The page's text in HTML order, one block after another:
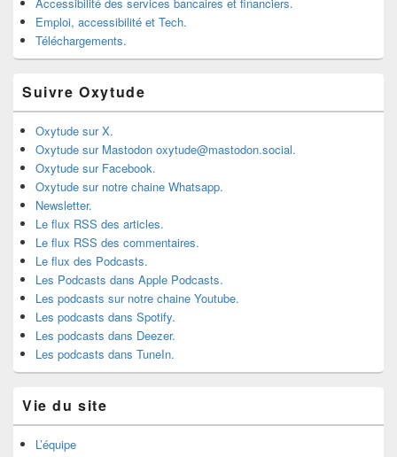
Emploi, accessibilité et Tech.
Téléchargements.
Suivre Oxytude
Oxytude sur X.
Oxytude sur Mastodon oxytude@mastodon.social.
Oxytude sur Facebook.
Oxytude sur notre chaine Whatsapp.
Newsletter.
Le flux RSS des articles.
Le flux RSS des commentaires.
Le flux des Podcasts.
Les Podcasts dans Apple Podcasts.
Les podcasts sur notre chaine Youtube.
Les podcasts dans Spotify.
Les podcasts dans Deezer.
Les podcasts dans TuneIn.
Vie du site
L’équipe